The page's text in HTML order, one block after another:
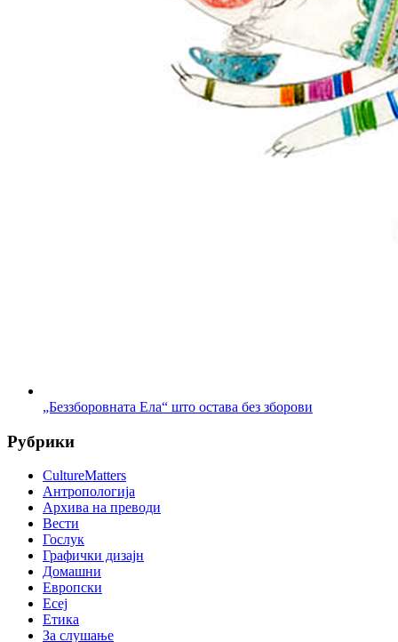
„Беззборовната Ела“ што остава без зборови
Рубрики
CultureMatters
Антропологија
Архива на преводи
Вести
Гослук
Графички дизајн
Домашни
Европски
Есеј
Етика
За слушање